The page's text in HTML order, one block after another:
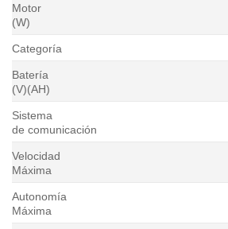
Motor
(W)
Categoría
Batería
(V)(AH)
Sistema
de comunicación
Velocidad
Máxima
Autonomía
Máxima